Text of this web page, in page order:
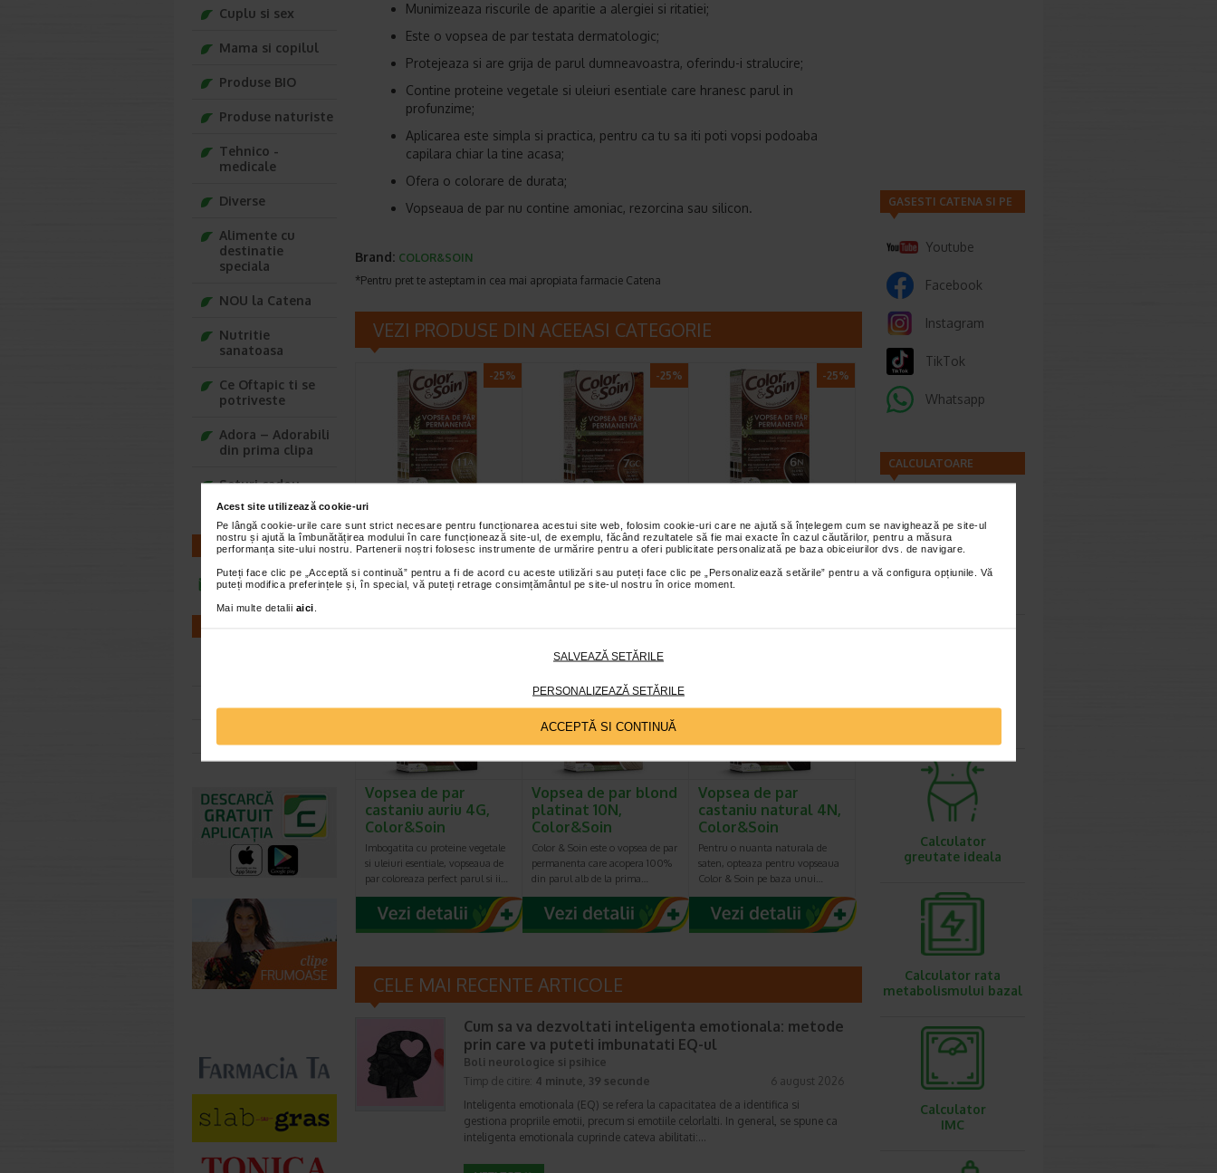
Acest site utilizează cookie-uri
Pe lângă cookie-urile care sunt strict necesare pentru funcționarea acestui site web, folosim cookie-uri care ne ajută să înțelegem cum se navighează pe site-ul
nostru și ajută la îmbunătățirea modului în care funcționează site-ul, de exemplu, făcând rezultatele să fie mai exacte în cazul căutărilor, pentru a măsura
performanța site-ului nostru. Partenerii noștri folosesc instrumente de urmărire pentru a oferi publicitate personalizată pe baza obiceiurilor dvs. de navigare.
Puteți face clic pe „Acceptă si continuă” pentru a fi de acord cu aceste utilizări sau puteți face clic pe „Personalizează setările” pentru a vă configura opțiunile. Vă
puteți modifica preferințele și, în special, vă puteți retrage consimțământul pe site-ul nostru în orice moment.
Mai multe detalii aici
SALVEAZĂ SETĂRILE
PERSONALIZEAZĂ SETĂRILE
ACCEPTĂ SI CONTINUĂ
Munimizeaza riscurile de aparitie a alergiei si ritatiei;
Este o vopsea de par testata dermatologic;
Protejeaza si are grija de parul dumneavoastra, oferindu-i stralucire;
Contine proteine vegetale si uleiuri esentiale care hranesc parul in
profunzime;
Aplicarea este simpla si practica, pentru ca tu sa iti poti vopsi podoaba
capilara chiar la tine acasa;
Ofera o colorare de durata;
Vopseaua de par nu contine amoniac, rezorcina sau silicon.
Brand: COLOR&SOIN
*Pentru pret te asteptam in cea mai apropiata farmacie Catena
VEZI PRODUSE DIN ACEEASI CATEGORIE
-25%
Vopsea de par blond
nisipiu cenusiu 11A,
Color&Soin
permanenta care acopera 100%
din parul alb de la prima…
-25%
auriu roscat 7 GC,
Color&Soin
permanenta care acopera 100%
din parul alb de la prima…
-25%
inchis 6N,
Color&Soin
permanenta care acopera 100%
Vopsea de par
castaniu auriu 4G,
Color&Soin
Imbogatita cu proteine vegetale
si uleiuri esentiale, vopseaua de
par coloreaza perfect parul si ii…
-25%
Vopsea de par blond
platinat 10N,
Color&Soin
Color & Soin este o vopsea de par
permanenta care acopera 100%
din parul alb de la prima…
Vopsea de par
castaniu natural 4N,
Color&Soin
Pentru o nuanta naturala de
saten, opteaza pentru vopseaua
Color & Soin pe baza unui…
CELE MAI RECENTE ARTICOLE
Cum sa va dezvoltati inteligenta emotionala: metode
prin care va puteti imbunatati EQ-ul
Boli neurologice si psihice
Timp de citire: 4 minute, 39 secunde
6 august 2026
Inteligenta emotionala (EQ) se refera la capacitatea de a identifica si
gestiona propriile emotii, precum si emotiile celorlalti. In general, se spune ca
inteligenta emotionala cuprinde cateva abilitati:…
Cuplu si sex
Mama si copilul
Produse BIO
Produse naturiste
Tehnico -
medicale
Diverse
Alimente cu
destinatie
speciala
NOU la Catena
Nutritie
sanatoasa
Ce Oftapic ti se
potriveste
Adora – Adorabili
din prima clipa
Seturi cadou
Baylis&Harding
CONTACT
infoline@catena.ro
GASESTI CATENA SI PE
Youtube
Facebook
Instagram
TikTok
Whatsapp
CALCULATOARE
Calculator
Calculator
Calculator
greutate ideala
Calculator rata
metabolismului bazal
Calculator
IMC